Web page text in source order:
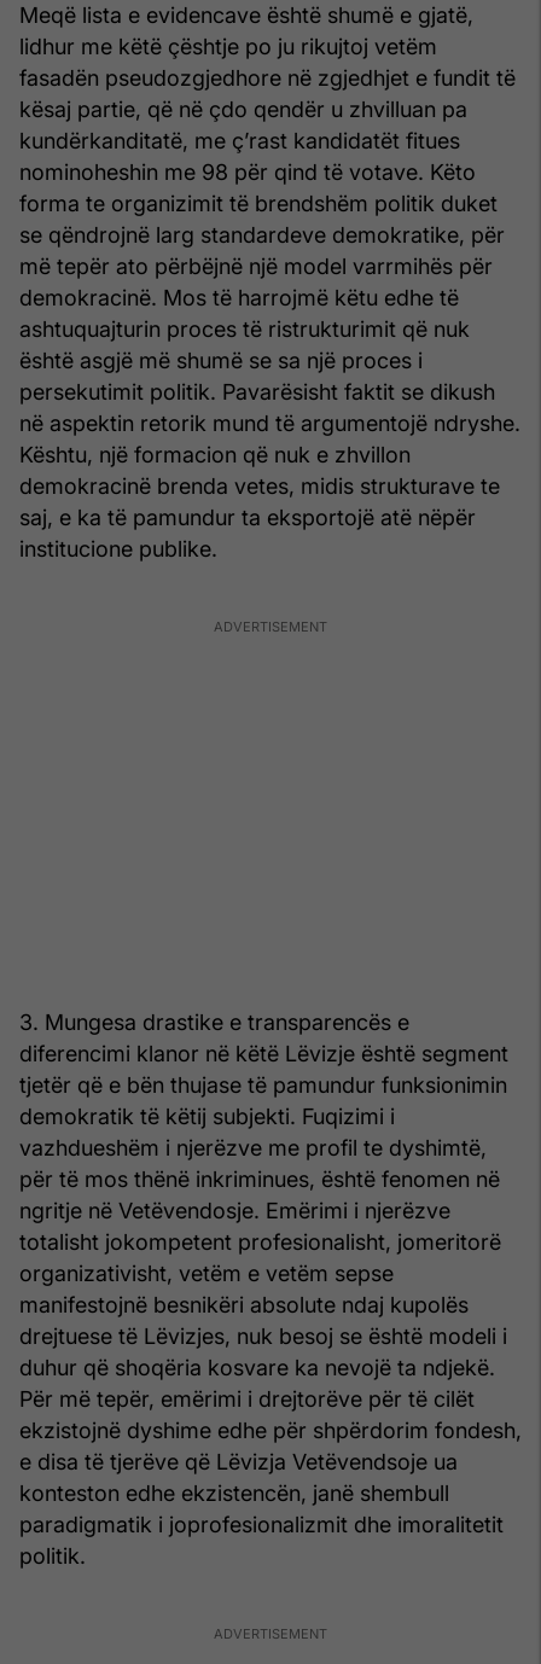
Meqë lista e evidencave është shumë e gjatë,
lidhur me këtë çështje po ju rikujtoj vetëm
fasadën pseudozgjedhore në zgjedhjet e fundit të
kësaj partie, që në çdo qendër u zhvilluan pa
kundërkanditatë, me ç’rast kandidatët fitues
nominoheshin me 98 për qind të votave. Këto
forma te organizimit të brendshëm politik duket
se qëndrojnë larg standardeve demokratike, për
më tepër ato përbëjnë një model varrmihës për
demokracinë. Mos të harrojmë këtu edhe të
ashtuquajturin proces të ristrukturimit që nuk
është asgjë më shumë se sa një proces i
persekutimit politik. Pavarësisht faktit se dikush
në aspektin retorik mund të argumentojë ndryshe.
Kështu, një formacion që nuk e zhvillon
demokracinë brenda vetes, midis strukturave te
saj, e ka të pamundur ta eksportojë atë nëpër
institucione publike.
3. Mungesa drastike e transparencës e
diferencimi klanor në këtë Lëvizje është segment
tjetër që e bën thujase të pamundur funksionimin
demokratik të këtij subjekti. Fuqizimi i
vazhdueshëm i njerëzve me profil te dyshimtë,
për të mos thënë inkriminues, është fenomen në
ngritje në Vetëvendosje. Emërimi i njerëzve
totalisht jokompetent profesionalisht, jomeritorë
organizativisht, vetëm e vetëm sepse
manifestojnë besnikëri absolute ndaj kupolës
drejtuese të Lëvizjes, nuk besoj se është modeli i
duhur që shoqëria kosvare ka nevojë ta ndjekë.
Për më tepër, emërimi i drejtorëve për të cilët
ekzistojnë dyshime edhe për shpërdorim fondesh,
e disa të tjerëve që Lëvizja Vetëvendsoje ua
konteston edhe ekzistencën, janë shembull
paradigmatik i joprofesionalizmit dhe imoralitetit
politik.